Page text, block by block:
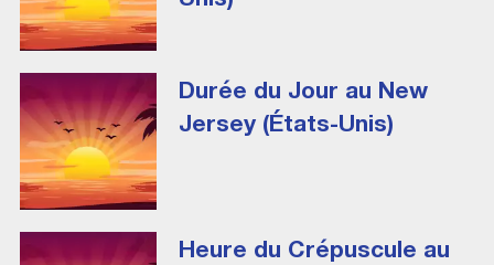
Durée du Jour au New
Jersey (États-Unis)
Heure du Crépuscule au